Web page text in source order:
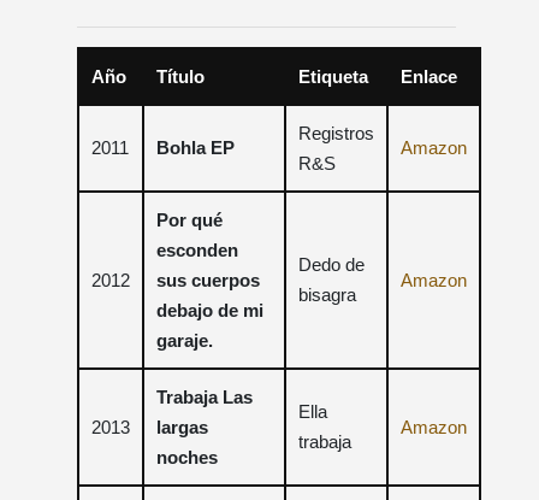
Año Título Etiqueta Enlace
2011 Bohla EP
Registros
R&S
Amazon
2012
Por qué
esconden
sus cuerpos
debajo de mi
garaje.
Dedo de
bisagra
Amazon
2013
Trabaja Las
largas
noches
Ella
trabaja
Amazon